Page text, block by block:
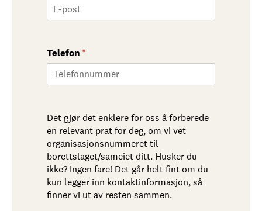
Telefon*
(nødvendig)
Det gjør det enklere for oss å forberede
en relevant prat for deg, om vi vet
organisasjonsnummeret til
borettslaget/sameiet ditt. Husker du
ikke? Ingen fare! Det går helt fint om du
kun legger inn kontaktinformasjon, så
finner vi ut av resten sammen.